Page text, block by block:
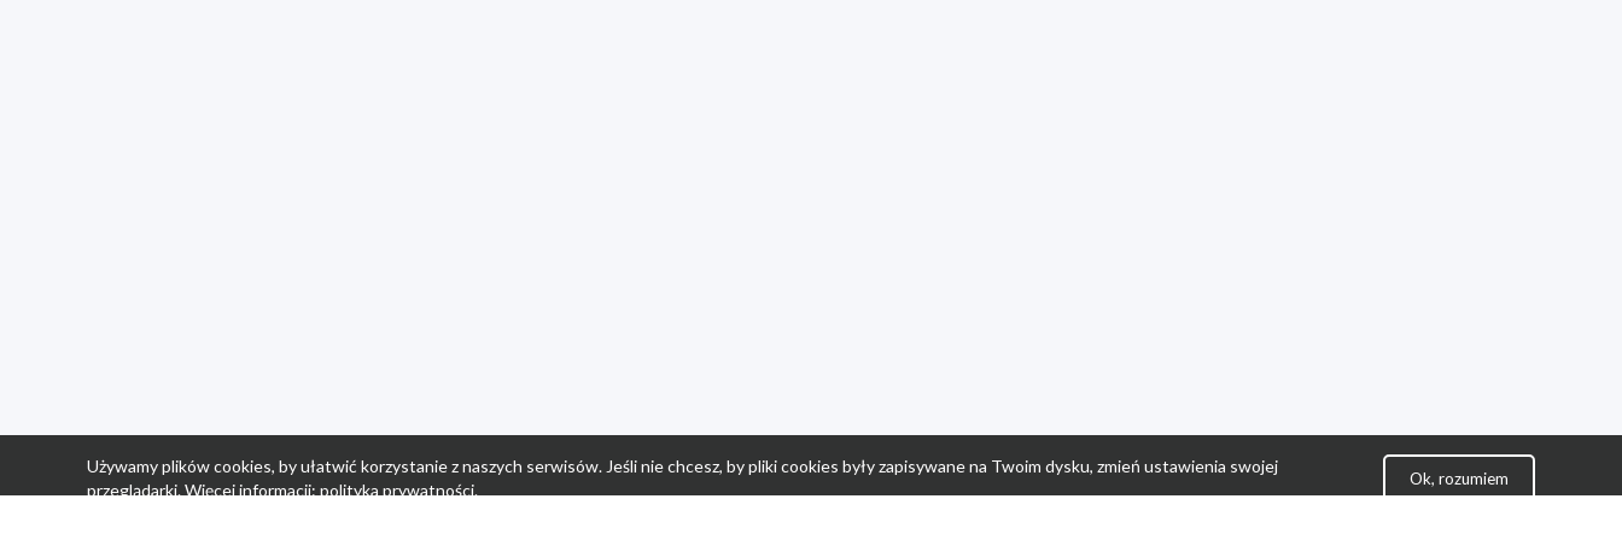
Używamy plików cookies, by ułatwić korzystanie z naszych serwisów. Jeśli nie chcesz, by pliki cookies były zapisywane na Twoim dysku, zmień ustawienia swojej
przeglądarki. Więcej informacji:polityka prywatności.
Ok, rozumiem